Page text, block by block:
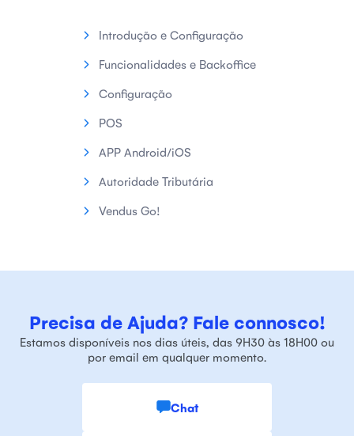
Introdução e Configuração
Funcionalidades e Backoffice
Configuração
POS
APP Android/iOS
Autoridade Tributária
Vendus Go!
Precisa de Ajuda? Fale connosco!
Estamos disponíveis nos dias úteis, das 9H30 às 18H00 ou
por email em qualquer momento.
Chat